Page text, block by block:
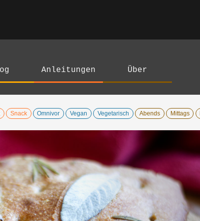
Anleitungen Über
Snack Omnivor Vegan Vegetarisch Abends Mittags